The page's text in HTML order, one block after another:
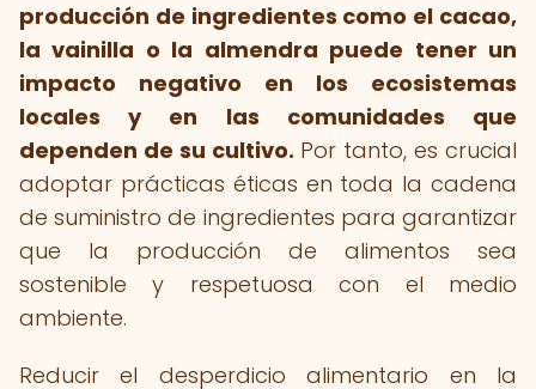
producción de ingredientes como el cacao,
la vainilla o la almendra puede tener un
impacto negativo en los ecosistemas
locales y en las comunidades que
dependen de su cultivo. Por tanto, es crucial
adoptar prácticas éticas en toda la cadena
de suministro de ingredientes para garantizar
que la producción de alimentos sea
sostenible y respetuosa con el medio
ambiente.
Reducir el desperdicio alimentario en la